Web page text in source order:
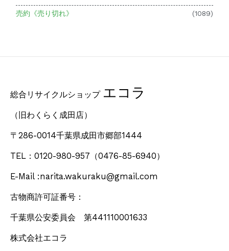
売約《売り切れ》 (1089)
総合リサイクルショップ エコラ
（旧わくらく成田店）
〒286-0014千葉県成田市郷部1444
TEL：0120-980-957 （0476-85-6940）
E-Mail :narita.wakuraku@gmail.com
古物商許可証番号：
千葉県公安委員会 第441110001633
株式会社エコラ